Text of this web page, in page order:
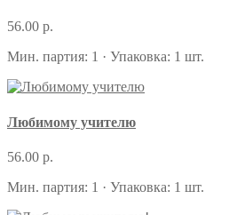
56.00 р.
Мин. партия: 1 · Упаковка: 1 шт.
Любимому учителю
56.00 р.
Мин. партия: 1 · Упаковка: 1 шт.